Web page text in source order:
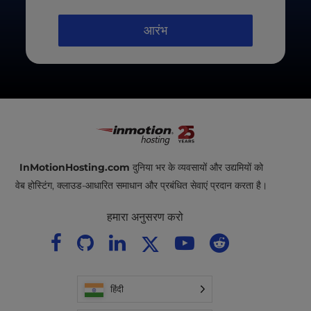
वापसी राशि उपलब्ध नहीं है। कृपया ध्यान दें कि ऐड-ऑन या डोमेन
नामों के लिए कोई वापसी राशि नहीं है।
आप हमारी
आरंभ
InMotionHosting.com दुनिया भर के व्यवसायों और उद्यमियों को
वेब होस्टिंग, क्लाउड-आधारित समाधान और प्रबंधित सेवाएं प्रदान करता है।
हमारा अनुसरण करो
हिंदी